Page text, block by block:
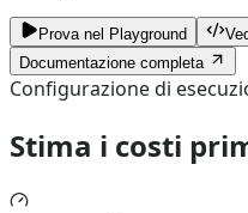
Prova nel Playground
Documentazione completa
Configurazione di
Stima i costi